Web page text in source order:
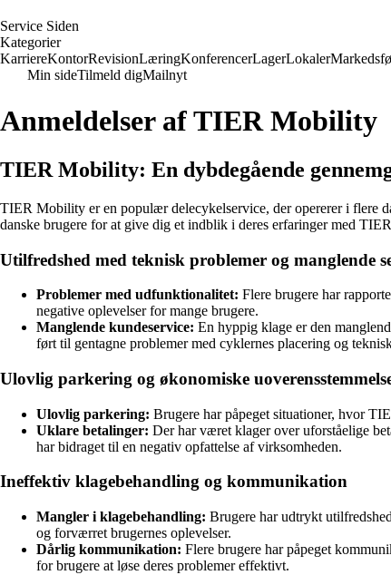
Service Siden
Kategorier
KarriereKontorRevisionLæringKonferencerLagerLokaler
Min sideTilmeld digMailnyt
Anmeldelser af TIER Mobility
TIER Mobility: En dybdegående
TIER Mobility er en populær delecykelservice, der opererer i flere
danske brugere for at give dig et indblik i deres erfaringer med
Utilfredshed med teknisk problemer og manglende
Problemer med udfunktionalitet: Flere brugere har
negative oplevelser for mange brugere.
Manglende kundeservice: En hyppig klage er den
ført til gentagne problemer med cyklernes placering og
Ulovlig parkering og økonomiske
Ulovlig parkering: Brugere har påpeget situationer, hvor
Uklare betalinger: Der har været klager over uforståelige
har bidraget til en negativ opfattelse af virksomheden.
Ineffektiv klagebehandling og kommunikation
Mangler i klagebehandling: Brugere har udtrykt
og forværret brugernes oplevelser.
Dårlig kommunikation: Flere brugere har påpeget
for brugere at løse deres problemer effektivt.